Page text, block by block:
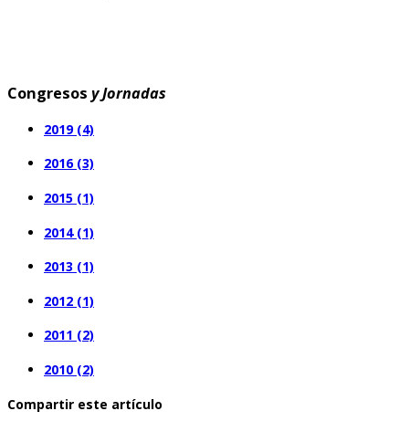
Congresos y Jornadas
2019 (4)
2016 (3)
2015 (1)
2014 (1)
2013 (1)
2012 (1)
2011 (2)
2010 (2)
Compartir este artículo